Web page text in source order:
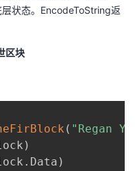
状态。EncodeToString返
区块
( "Regan
)
. Data )